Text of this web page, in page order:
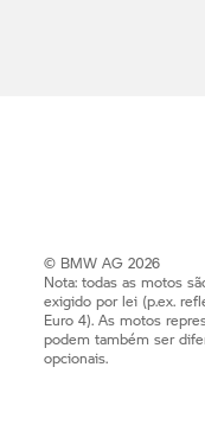
© BMW AG 2026
Nota: todas as motos
exigido por lei (p.ex.
Euro 4). As motos
podem também ser
opcionais.